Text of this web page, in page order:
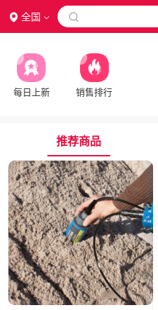
全国 
每日上新 销售排行
推荐商品